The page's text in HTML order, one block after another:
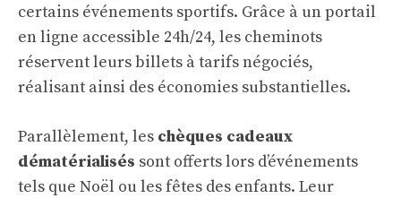
certains événements sportifs. Grâce à un portail
en ligne accessible 24h/24, les cheminots
réservent leurs billets à tarifs négociés,
réalisant ainsi des économies substantielles.
Parallèlement, les chèques cadeaux
dématérialisés sont offerts lors d’événements
tels que Noël ou les fêtes des enfants. Leur